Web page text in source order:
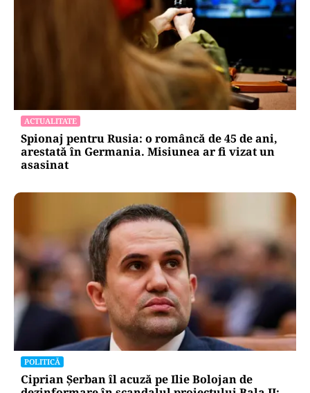
ACTUALITATE
Spionaj pentru Rusia: o româncă de 45 de ani,
arestată în Germania. Misiunea ar fi vizat un
asasinat
POLITICĂ
Ciprian Șerban îl acuză pe Ilie Bolojan de